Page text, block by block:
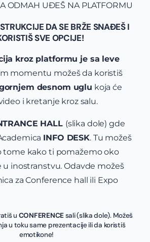
ODMAH UĐEŠ NA PLATFORMU
DA SE BRŽE SNAĐEŠ I
SVE OPCIJE!
kroz platformu je sa leve
momentu možeš da koristiš
desnom uglu koja će
i kretanje kroz salu.
HALL (slika dole) gde
INFO DESK. Tu možeš
tome kako ti pomažemo oko
u inostranstvu. Odavde možeš
za Conference hall ili Expo
u CONFERENCEsali (slika dole). Možeš
u toku same prezentacije ili da koristiš
emotikone!